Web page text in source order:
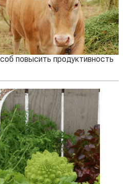
повысить продуктивность